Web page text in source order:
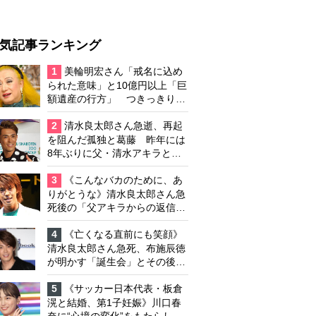
記事ランキング
1
美輪明宏さん「戒名に込め
られた意味」と10億円以上「巨
額遺産の行方」 つきっきりで
私生活をサポートしていた元俳
優が相続か
2
清水良太郎さん急逝、再起
を阻んだ孤独と葛藤 昨年には
8年ぶりに父・清水アキラと共
演、本格的な活動再開に向かっ
ていたが…周囲が懸念していた
「不安定なところ」
3
《こんなバカのために、あ
りがとうな》清水良太郎さん急
死後の「父アキラからの返信」
布施辰徳が涙で明かす「順番が
違う」
4
《亡くなる直前にも笑顔》
清水良太郎さん急死、布施辰徳
が明かす「誕生会」とその後の
メッセージ
5
《サッカー日本代表・板倉
滉と結婚、第1子妊娠》川口春